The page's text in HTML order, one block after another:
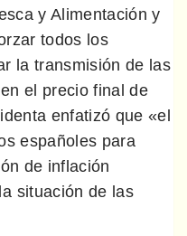
y Alimentación y
todos los
la transmisión de las
el precio final de
enfatizó que «el
españoles para
de inflación
situación de las